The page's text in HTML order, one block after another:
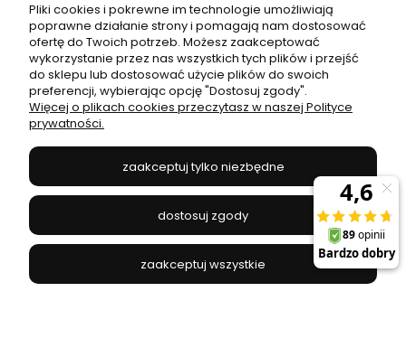
Płatności i dostawa
Informacje
JANEX
669-050-03-43
504 545 749//E-mail:sklep@janexmarket.pl
Pliki cookies i pokrewne im technologie umożliwiają
poprawne działanie strony i pomagają nam dostosować
ofertę do Twoich potrzeb. Możesz zaakceptować
wykorzystanie przez nas wszystkich tych plików i przejść
do sklepu lub dostosować użycie plików do swoich
preferencji, wybierając opcję "Dostosuj zgody".
Więcej o plikach cookies przeczytasz w naszej Polityce
prywatności.
zaakceptuj tylko niezbędne
dostosuj zgody
zaakceptuj wszystkie